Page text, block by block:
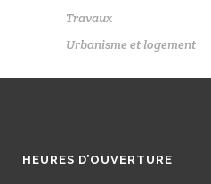
Travaux
Urbanisme et logement
HEURES D’OUVERTURE